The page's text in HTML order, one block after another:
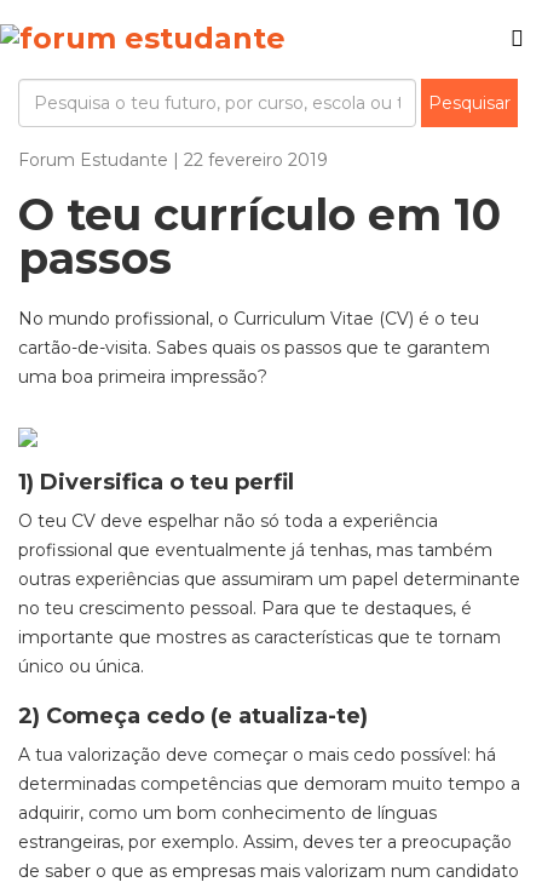
Forum Estudante | 22 fevereiro 2019
O teu currículo em 10
passos
No mundo profissional, o Curriculum Vitae (CV) é o teu
cartão-de-visita. Sabes quais os passos que te garantem
uma boa primeira impressão?
1) Diversifica o teu perfil
O teu CV deve espelhar não só toda a experiência
profissional que eventualmente já tenhas, mas também
outras experiências que assumiram um papel determinante
no teu crescimento pessoal. Para que te destaques, é
importante que mostres as características que te tornam
único ou única.
2) Começa cedo (e atualiza-te)
A tua valorização deve começar o mais cedo possível: há
determinadas competências que demoram muito tempo a
adquirir, como um bom conhecimento de línguas
estrangeiras, por exemplo. Assim, deves ter a preocupação
de saber o que as empresas mais valorizam num candidato